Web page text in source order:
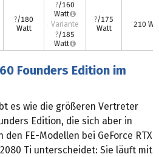
?/180
Watt
?/160
Watt
Variante
?/185
Watt
?/175
Watt
210
Founders Edition im
es wie die größeren Vertreter
Edition, die sich aber in
FE-Modellen bei GeForce RTX
2080 Ti unterscheidet: Sie läuft mit